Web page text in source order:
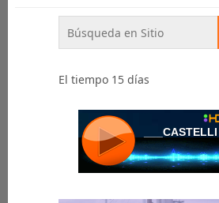
El tiempo 15 días